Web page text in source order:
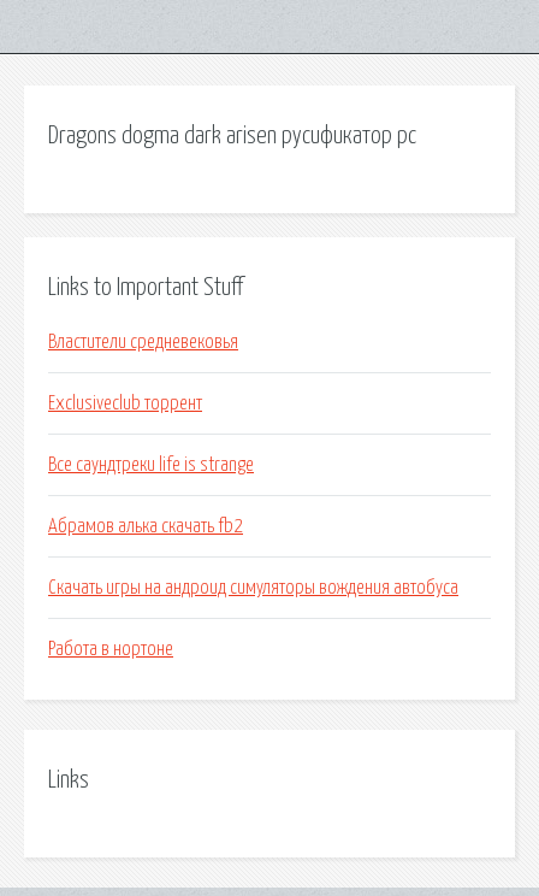
Dragons dogma dark arisen русификатор pc
Links to Important Stuff
Властители средневековья
Exclusiveclub торрент
Все саундтреки life is strange
Абрамов алька скачать fb2
Скачать игры на андроид симуляторы вождения автобуса
Работа в нортоне
Links